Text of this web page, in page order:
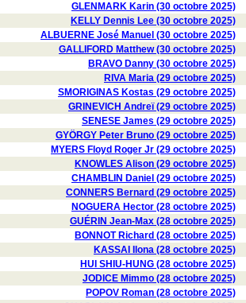
GLENMARK Karin (30 octobre 2025)
KELLY Dennis Lee (30 octobre 2025)
ALBUERNE José Manuel (30 octobre 2025)
GALLIFORD Matthew (30 octobre 2025)
BRAVO Danny (30 octobre 2025)
RIVA Maria (29 octobre 2025)
SMORIGINAS Kostas (29 octobre 2025)
GRINEVICH Andreï (29 octobre 2025)
SENESE James (29 octobre 2025)
GYÖRGY Peter Bruno (29 octobre 2025)
MYERS Floyd Roger Jr (29 octobre 2025)
KNOWLES Alison (29 octobre 2025)
CHAMBLIN Daniel (29 octobre 2025)
CONNERS Bernard (29 octobre 2025)
NOGUERA Hector (28 octobre 2025)
GUÉRIN Jean-Max (28 octobre 2025)
BONNOT Richard (28 octobre 2025)
KASSAI Ilona (28 octobre 2025)
HUI SHIU-HUNG (28 octobre 2025)
JODICE Mimmo (28 octobre 2025)
POPOV Roman (28 octobre 2025)